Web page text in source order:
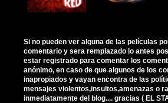
Si no pueden ver alguna de las películas
comentario y sera remplazado lo antes
estar registrado para comentar los
anónimo, en caso de que algunos de los
inapropiados y vayan encontra de las
mensajes violentos,insultos,amenazas o
inmediatamente del blog.... gracias ( EL